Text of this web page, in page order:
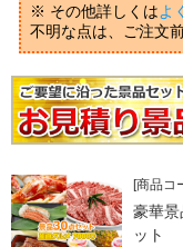
※ その他詳しくはよ
不明な点は、ご注文
[商品コ
豪華
ット